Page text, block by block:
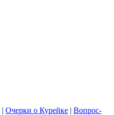
| Очерки о Курейке | Вопрос-